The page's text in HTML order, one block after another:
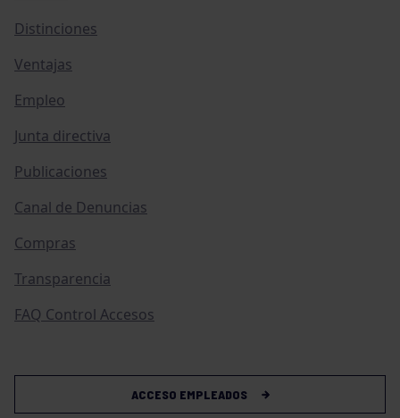
Distinciones
Ventajas
Empleo
Junta directiva
Publicaciones
Canal de Denuncias
Compras
Transparencia
FAQ Control Accesos
ACCESO EMPLEADOS